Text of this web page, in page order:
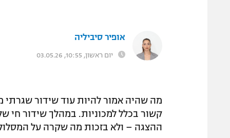
אופיר סיביליה
יום ראשון, 10:55, 03.05.26
מה שהיה אמור להיות עוד שידור שגרתי
קשור בכלל למכוניות. במהלך שידור חי
ההצגה – ולא בזכות מה שקרה על